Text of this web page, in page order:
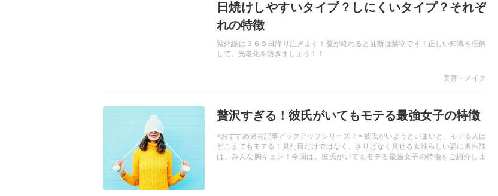
日焼けしやすいタイプ？しにくいタイプ？それぞ
れの特徴
紫外線は３６５日降り注ぎます！夏が終わると油断は禁物です！正しい知識を理解
して、光老化を防ぎましょう！！
美容・メイク
贅沢すぎる！彼氏がいてもモテる最強女子の特徴
<おすすめ過去記事ピックアップシリーズ！> 彼氏がいようといまいと、モテる人は
どこまでもモテる！見た目だけではなく、さりげなく見せる女性らしい姿に男性陣
は、みんな胸キュン！今回は、彼氏がいてもモテる最強女子の特徴をご紹介しま